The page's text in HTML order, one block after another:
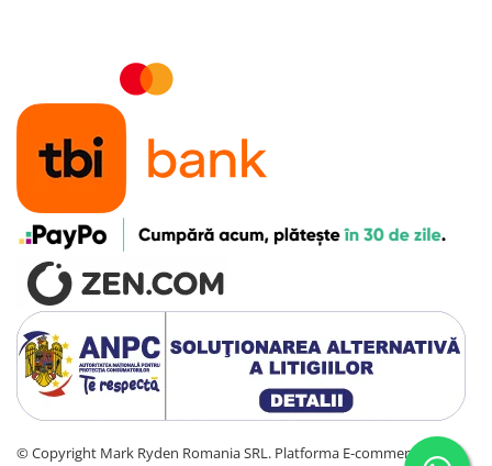
©️ Copyright Mark Ryden Romania SRL. Platforma E-commerce by